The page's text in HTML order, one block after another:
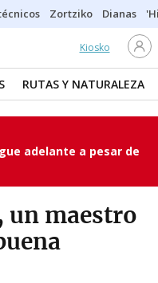
Zortziko Dianas
Kiosko
RUTAS Y NATURALEZA
adelante a pesar de
un maestro